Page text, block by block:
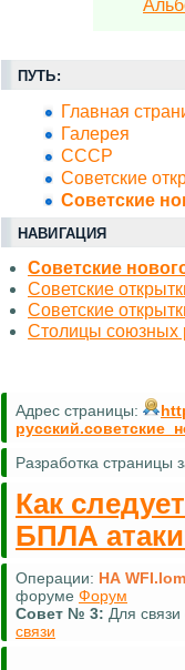
ПУТЬ:
Главная
Галерея
СССР
Советские
Советские
НАВИГАЦИЯ
Советские
Советские
Советские
Столицы союзных
Адрес страницы:
Разработка страницы
Как
БПЛА
Операции: НА
форуме Форум
Совет № 3: Для связи
связи